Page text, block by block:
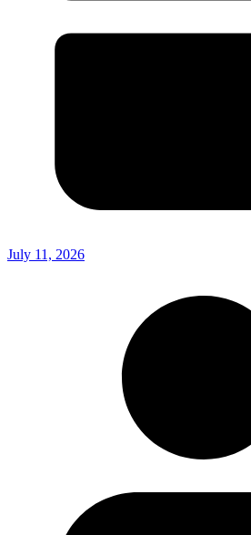
July 11, 2026